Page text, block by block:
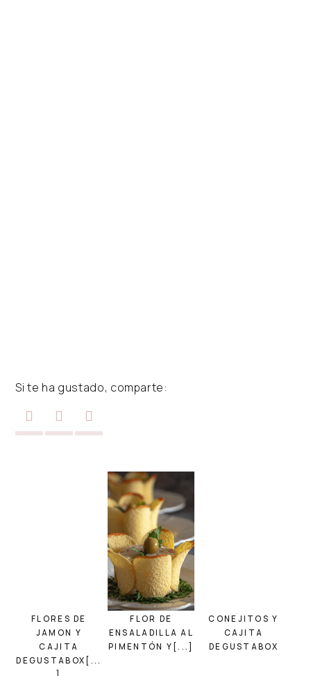
Si te ha gustado, comparte:
FLORES DE
JAMON Y
CAJITA
DEGUSTABOX[...
FLOR DE
ENSALADILLA AL
PIMENTÓN Y[...]
CONEJITOS Y
CAJITA
DEGUSTABOX